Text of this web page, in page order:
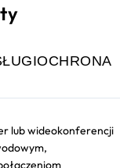
OCHRONA
lub wideokonferencji